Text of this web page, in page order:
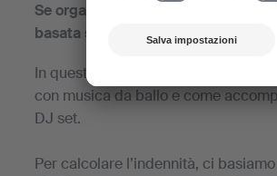
Se organizzate manifestazioni
basata sulla tariffa comune H (TC H).
In questa categoria rientrano, in
con musica da ballo e come
DJ set.
Per calcolare l’indennità, ci